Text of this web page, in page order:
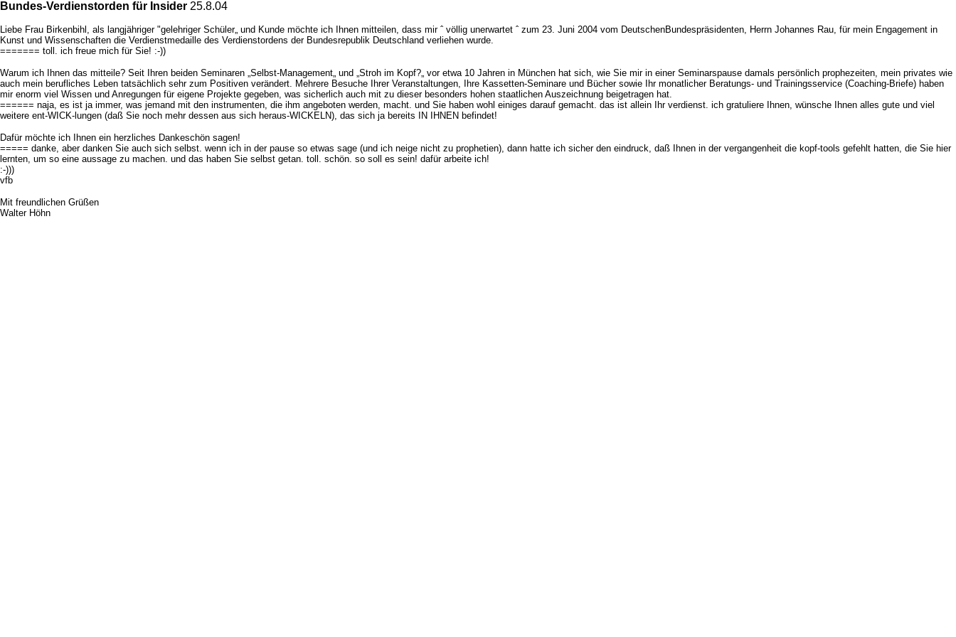
Bundes-Verdienstorden für Insider 25.8.04
Liebe Frau Birkenbihl, als langjähriger "gelehriger Schüler„ und Kunde möchte ich Ihnen mitteilen, dass mir ˆ völlig unerwartet ˆ zum 23. Juni 2004 vom DeutschenBundespräsidenten, Herrn Johannes Rau, für mein Engagement in
Kunst und Wissenschaften die Verdienstmedaille des Verdienstordens der Bundesrepublik Deutschland verliehen wurde.
======= toll. ich freue mich für Sie! :-))
Warum ich Ihnen das mitteile? Seit Ihren beiden Seminaren „Selbst-Management„ und „Stroh im Kopf?„ vor etwa 10 Jahren in München hat sich, wie Sie mir in einer Seminarspause damals persönlich prophezeiten, mein privates wie
auch mein berufliches Leben tatsächlich sehr zum Positiven verändert. Mehrere Besuche Ihrer Veranstaltungen, Ihre Kassetten-Seminare und Bücher sowie Ihr monatlicher Beratungs- und Trainingsservice (Coaching-Briefe) haben
mir enorm viel Wissen und Anregungen für eigene Projekte gegeben, was sicherlich auch mit zu dieser besonders hohen staatlichen Auszeichnung beigetragen hat.
====== naja, es ist ja immer, was jemand mit den instrumenten, die ihm angeboten werden, macht. und Sie haben wohl einiges darauf gemacht. das ist allein Ihr verdienst. ich gratuliere Ihnen, wünsche Ihnen alles gute und viel
weitere ent-WICK-lungen (daß Sie noch mehr dessen aus sich heraus-WICKELN), das sich ja bereits IN IHNEN befindet!
Dafür möchte ich Ihnen ein herzliches Dankeschön sagen!
===== danke, aber danken Sie auch sich selbst. wenn ich in der pause so etwas sage (und ich neige nicht zu prophetien), dann hatte ich sicher den eindruck, daß Ihnen in der vergangenheit die kopf-tools gefehlt hatten, die Sie hier
lernten, um so eine aussage zu machen. und das haben Sie selbst getan. toll. schön. so soll es sein! dafür arbeite ich!
:-)))
vfb
Mit freundlichen Grüßen
Walter Höhn